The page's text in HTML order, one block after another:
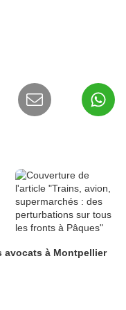
avocats à Montpellier